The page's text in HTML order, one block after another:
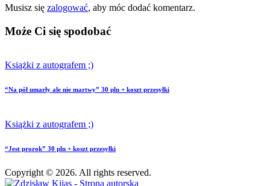
Musisz się zalogować, aby móc dodać komentarz.
Może Ci się spodobać
Książki z autografem ;)
“Na pół umarły ale nie martwy” 30 pln + koszt przesyłki
Książki z autografem ;)
“Jest prorok” 30 pln + koszt przesyłki
Copyright © 2026. All rights reserved.